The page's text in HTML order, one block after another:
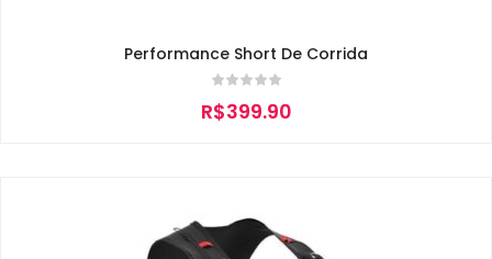
Performance Short De Corrida
R$399.90